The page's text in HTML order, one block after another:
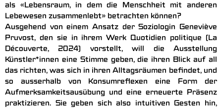
als «Lebensraum, in dem die Menschheit mit anderen
Lebewesen zusammenlebt» betrachten können?
Ausgehend von einem Ansatz der Soziologin Geneviève
Pruvost, den sie in ihrem Werk Quotidien politique (La
Découverte, 2024) vorstellt, will die Ausstellung
Künstler*innen eine Stimme geben, die ihren Blick auf all
das richten, was sich in ihren Alltagsräumen befindet, und
so ausserhalb von Konsumreflexen eine Form der
Aufmerksamkeitsausübung und eine erneuerte Präsenz
praktizieren. Sie geben sich also intuitiven Gesten hin,